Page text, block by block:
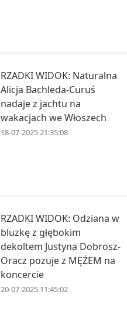
RZADKI WIDOK: Naturalna
Alicja Bachleda-Curuś
nadaje z jachtu na
wakacjach we Włoszech
18-07-2025 21:35:08
RZADKI WIDOK: Odziana w
bluzkę z głębokim
dekoltem Justyna Dobrosz-
Oracz pozuje z MĘŻEM na
koncercie
20-07-2025 11:45:02